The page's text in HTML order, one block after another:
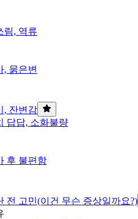
림, 역류
, 묽은변
, 잔변감
답답, 소화불량
후 불편함
전 고민(이건 무슨 증상일까요?)